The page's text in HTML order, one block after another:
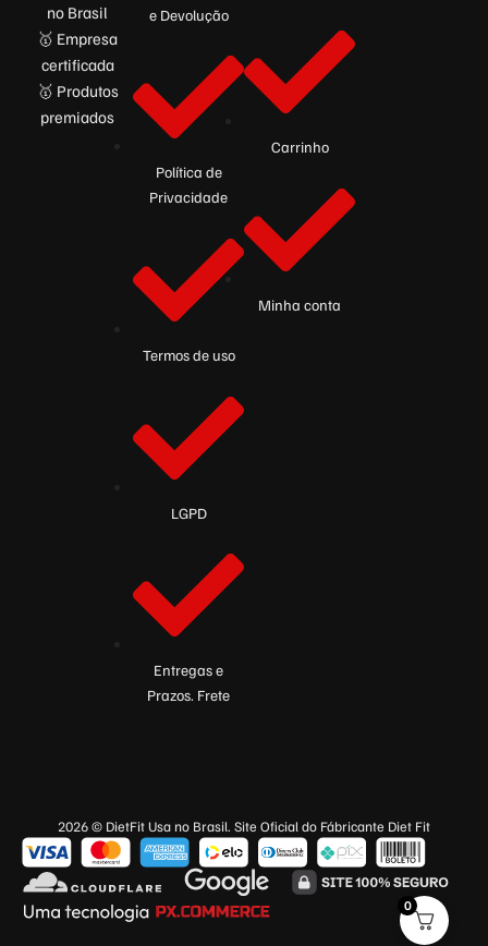
no Brasil
🥇 Empresa
certificada
🥇 Produtos
premiados
e Devolução
Política de
Privacidade
Termos de uso
LGPD
Entregas e
Prazos. Frete
Carrinho
Minha conta
2026 © DietFit Usa no Brasil. Site Oficial do Fábricante Diet Fit
0